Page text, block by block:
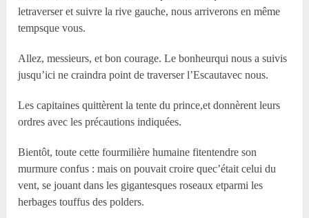
letraverser et suivre la rive gauche, nous arriverons en même
tempsque vous.
Allez, messieurs, et bon courage. Le bonheurqui nous a suivis
jusqu’ici ne craindra point de traverser l’Escautavec nous.
Les capitaines quittèrent la tente du prince,et donnèrent leurs
ordres avec les précautions indiquées.
Bientôt, toute cette fourmilière humaine fitentendre son
murmure confus : mais on pouvait croire quec’était celui du
vent, se jouant dans les gigantesques roseaux etparmi les
herbages touffus des polders.